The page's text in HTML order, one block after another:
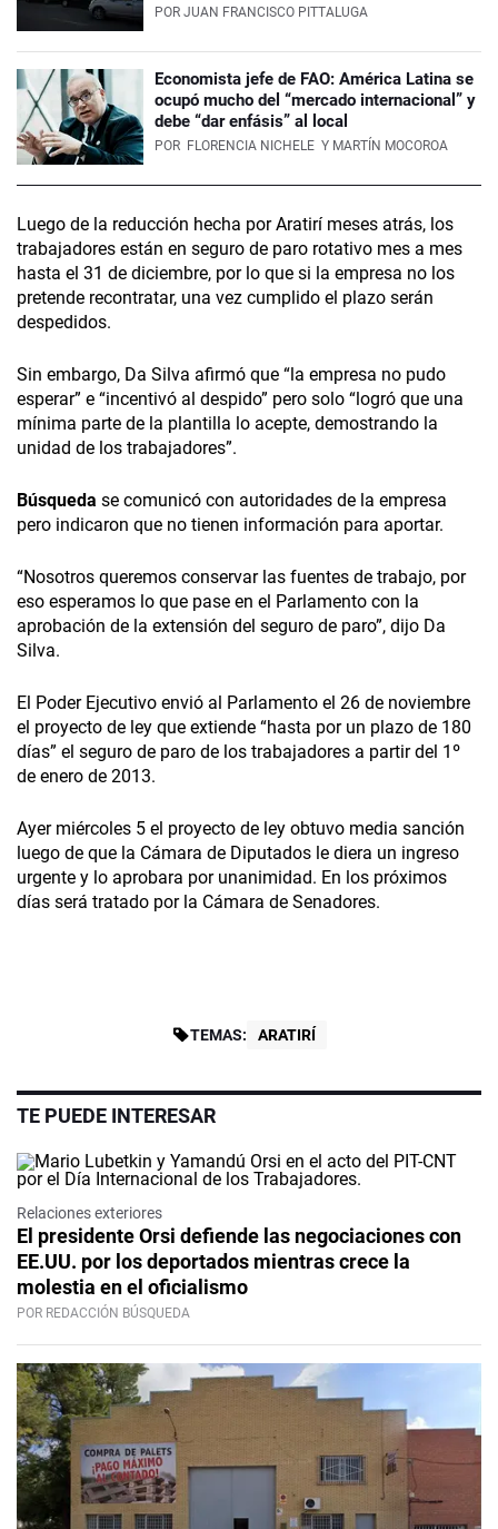
POR JUAN FRANCISCO PITTALUGA
Economista jefe de FAO: América Latina se
ocupó mucho del “mercado internacional” y
debe “dar enfásis” al local
POR FLORENCIA NICHELE Y MARTÍN MOCOROA
Luego de la reducción hecha por Aratirí meses atrás, los
trabajadores están en seguro de paro rotativo mes a mes
hasta el 31 de diciembre, por lo que si la empresa no los
pretende recontratar, una vez cumplido el plazo serán
despedidos.
Sin embargo, Da Silva afirmó que “la empresa no pudo
esperar” e “incentivó al despido” pero solo “logró que una
mínima parte de la plantilla lo acepte, demostrando la
unidad de los trabajadores”.
Búsqueda se comunicó con autoridades de la empresa
pero indicaron que no tienen información para aportar.
“Nosotros queremos conservar las fuentes de trabajo, por
eso esperamos lo que pase en el Parlamento con la
aprobación de la extensión del seguro de paro”, dijo Da
Silva.
El Poder Ejecutivo envió al Parlamento el 26 de noviembre
el proyecto de ley que extiende “hasta por un plazo de 180
días” el seguro de paro de los trabajadores a partir del 1º
de enero de 2013.
Ayer miércoles 5 el proyecto de ley obtuvo media sanción
luego de que la Cámara de Diputados le diera un ingreso
urgente y lo aprobara por unanimidad. En los próximos
días será tratado por la Cámara de Senadores.
TEMAS: ARATIRÍ
TE PUEDE INTERESAR
Relaciones exteriores
El presidente Orsi defiende las negociaciones con
EE.UU. por los deportados mientras crece la
molestia en el oficialismo
POR REDACCIÓN BÚSQUEDA